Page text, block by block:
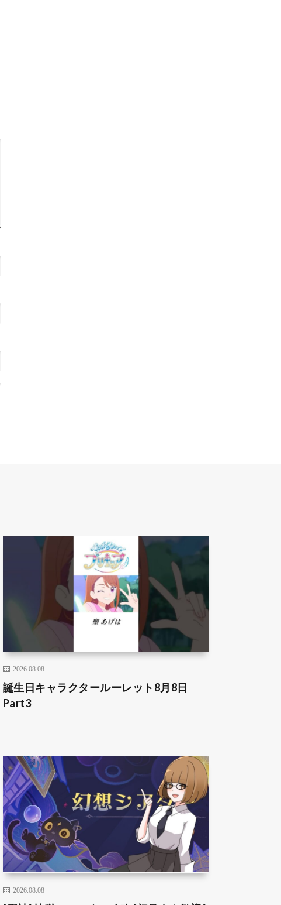
2026.08.08
誕生日キャラクタールーレット8月8日
Part3
2026.08.08